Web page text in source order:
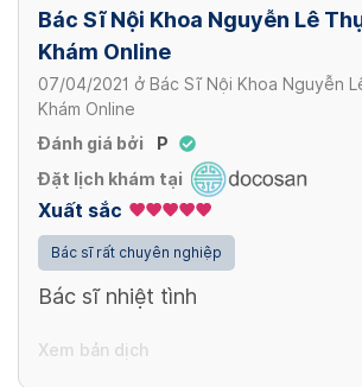
Bác Sĩ Nội Khoa Nguyễn Lê
Khám Online
07/04/2021 ở Bác Sĩ Nội Khoa Nguyễn
Khám Online
Đánh giá bởi
P
Đặt lịch khám tại
Xuất sắc
Bác sĩ rất chuyên nghiệp
Bác sĩ nhiệt tình
Xem bản dịch